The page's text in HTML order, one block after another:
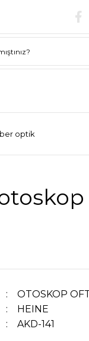
optik
OTOSKOP
HEINE
AKD-141